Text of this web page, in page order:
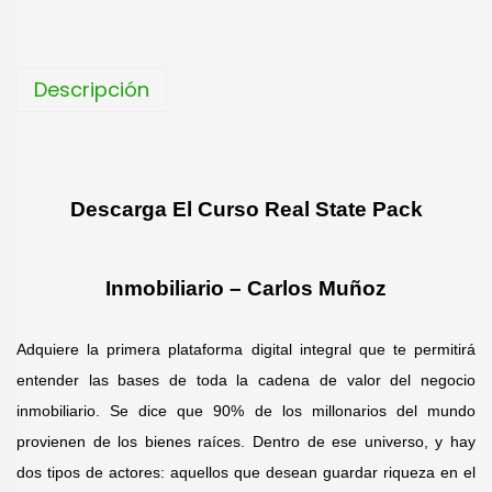
:
Descripción
Descarga El Curso Real State Pack
Inmobiliario – Carlos Muñoz
Adquiere la primera plataforma digital integral que te permitirá
entender las bases de toda la cadena de valor del negocio
inmobiliario. Se dice que 90% de los millonarios del mundo
provienen de los bienes raíces. Dentro de ese universo, y hay
dos tipos de actores: aquellos que desean guardar riqueza en el